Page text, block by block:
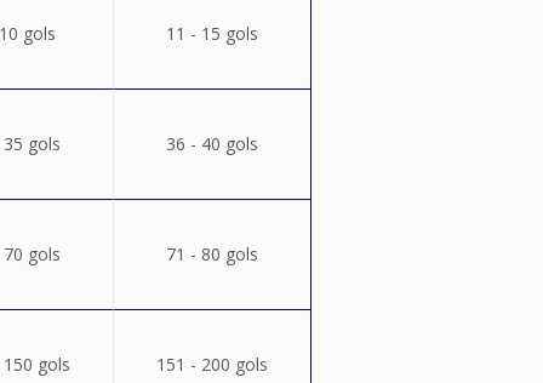
gols 11 - 15 gols
gols 36 - 40 gols
gols 71 - 80 gols
gols 151 - 200 gols